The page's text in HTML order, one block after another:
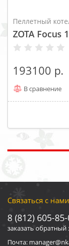
Пеллетный
ZOTA Focus
193100
В сравнение
Связаться с нами
8 (812) 605-
заказать обратный
Почта: